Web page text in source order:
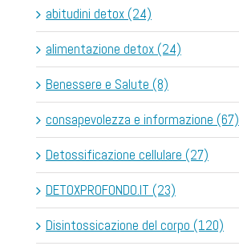
abitudini detox (24)
alimentazione detox (24)
Benessere e Salute (8)
consapevolezza e informazione (67)
Detossificazione cellulare (27)
DETOXPROFONDO.IT (23)
Disintossicazione del corpo (120)